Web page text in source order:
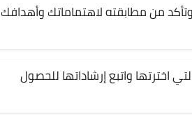
من مطابقته لاهتماماتك وأهدافك
اخترتها واتبع إرشاداتها للحصول